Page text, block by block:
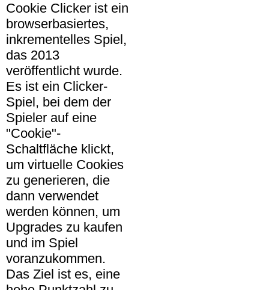
Cookie Clicker ist ein
browserbasiertes,
inkrementelles Spiel,
das 2013
veröffentlicht wurde.
Es ist ein Clicker-
Spiel, bei dem der
Spieler auf eine
"Cookie"-
Schaltfläche klickt,
um virtuelle Cookies
zu generieren, die
dann verwendet
werden können, um
Upgrades zu kaufen
und im Spiel
voranzukommen.
Das Ziel ist es, eine